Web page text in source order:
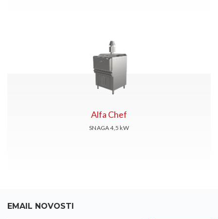
Alfa Chef
SNAGA 4,5kW
EMAIL NOVOSTI